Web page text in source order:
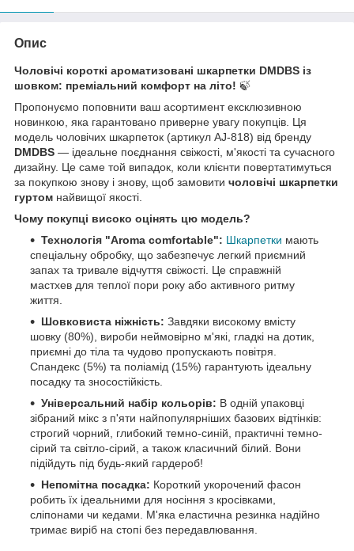
Опис
Чоловічі короткі ароматизовані шкарпетки DMDBS із
шовком: преміальний комфорт на літо! 🍃
Пропонуємо поповнити ваш асортимент ексклюзивною
новинкою, яка гарантовано приверне увагу покупців. Ця
модель чоловічих шкарпеток (артикул AJ-818) від бренду
DMDBS — ідеальне поєднання свіжості, м'якості та сучасного
дизайну. Це саме той випадок, коли клієнти повертатимуться
за покупкою знову і знову, щоб замовити чоловічі шкарпетки
гуртом найвищої якості.
Чому покупці високо оцінять цю модель?
Технологія "Aroma comfortable": Шкарпетки мають
спеціальну обробку, що забезпечує легкий приємний
запах та тривале відчуття свіжості. Це справжній
мастхев для теплої пори року або активного ритму
життя.
Шовковиста ніжність: Завдяки високому вмісту
шовку (80%), вироби неймовірно м'які, гладкі на дотик,
приємні до тіла та чудово пропускають повітря.
Спандекс (5%) та поліамід (15%) гарантують ідеальну
посадку та зносостійкість.
Універсальний набір кольорів: В одній упаковці
зібраний мікс з п'яти найпопулярніших базових відтінків:
строгий чорний, глибокий темно-синій, практичні темно-
сірий та світло-сірий, а також класичний білий. Вони
підійдуть під будь-який гардероб!
Непомітна посадка: Короткий укорочений фасон
робить їх ідеальними для носіння з кросівками,
сліпонами чи кедами. М'яка еластична резинка надійно
тримає виріб на стопі без передавлювання.